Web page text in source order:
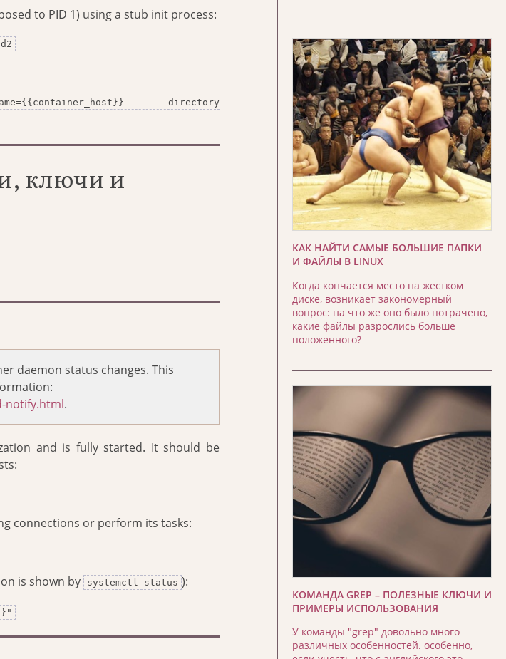
to PID 1) using a stub init process:
--directory
ключи и
daemon status changes. This
notify.html.
and is fully started. It should be
connections or perform its tasks:
is shown by systemctl status ):
КАК НАЙТИ САМЫЕ БОЛЬШИЕ ПАПКИ
И ФАЙЛЫ В LINUX
Когда кончается место на жестком
диске, возникает закономерный
вопрос: на что же оно было потрачено,
какие файлы разрослись больше
положенного?
КОМАНДА GREP – ПОЛЕЗНЫЕ КЛЮЧИ И
ПРИМЕРЫ ИСПОЛЬЗОВАНИЯ
У команды "grep" довольно много
различных особенностей. особенно,